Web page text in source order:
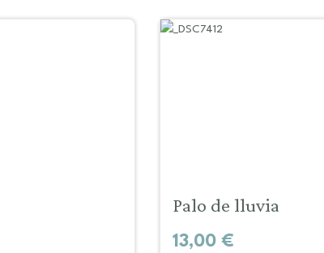
Palo de lluvia
13,00 €